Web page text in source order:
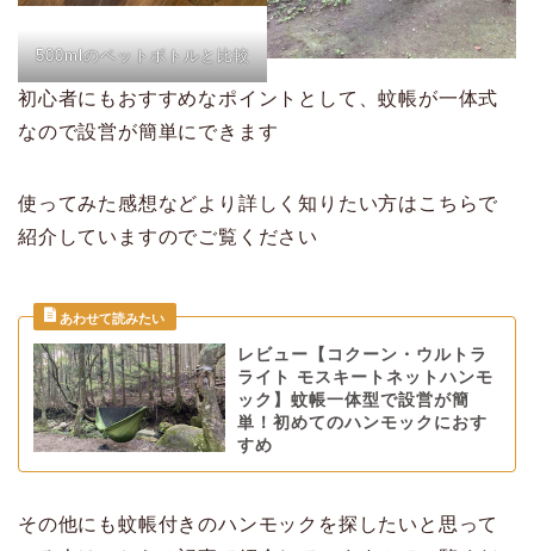
500mlのペットボトルと比較
初心者にもおすすめなポイントとして、蚊帳が一体式
なので設営が簡単にできます
使ってみた感想などより詳しく知りたい方はこちらで
紹介していますのでご覧ください
レビュー【コクーン・ウルトラ
ライト モスキートネットハンモ
ック】蚊帳一体型で設営が簡
単！初めてのハンモックにおす
すめ
その他にも蚊帳付きのハンモックを探したいと思って